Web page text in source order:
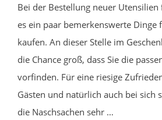
Bei der Bestellung neuer
es ein paar bemerkenswerte Dinge
kaufen. An dieser Stelle im
die Chance groß, dass Sie die
vorfinden. Für eine riesige
Gästen und natürlich auch bei sich
die Naschsachen sehr …